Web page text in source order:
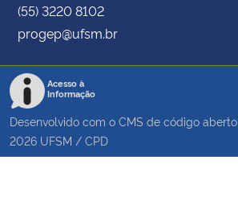
(55) 3220 8102
progep@ufsm.br
Acesso à
Informação
Desenvolvido com o CMS de código aberto
2026 UFSM / CPD